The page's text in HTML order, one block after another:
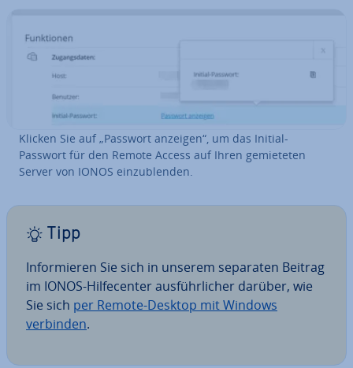
Klicken Sie auf „Passwort anzeigen“, um das Initial-
Passwort für den Remote Access auf Ihren ge­mie­te­ten
Server von IONOS ein­zu­blen­den.
Tipp
In­for­mie­ren Sie sich in unserem separaten Beitrag
im IONOS-Hilfe­cen­ter aus­führ­li­cher darüber, wie
Sie sich per Remote-Desktop mit Windows
verbinden.